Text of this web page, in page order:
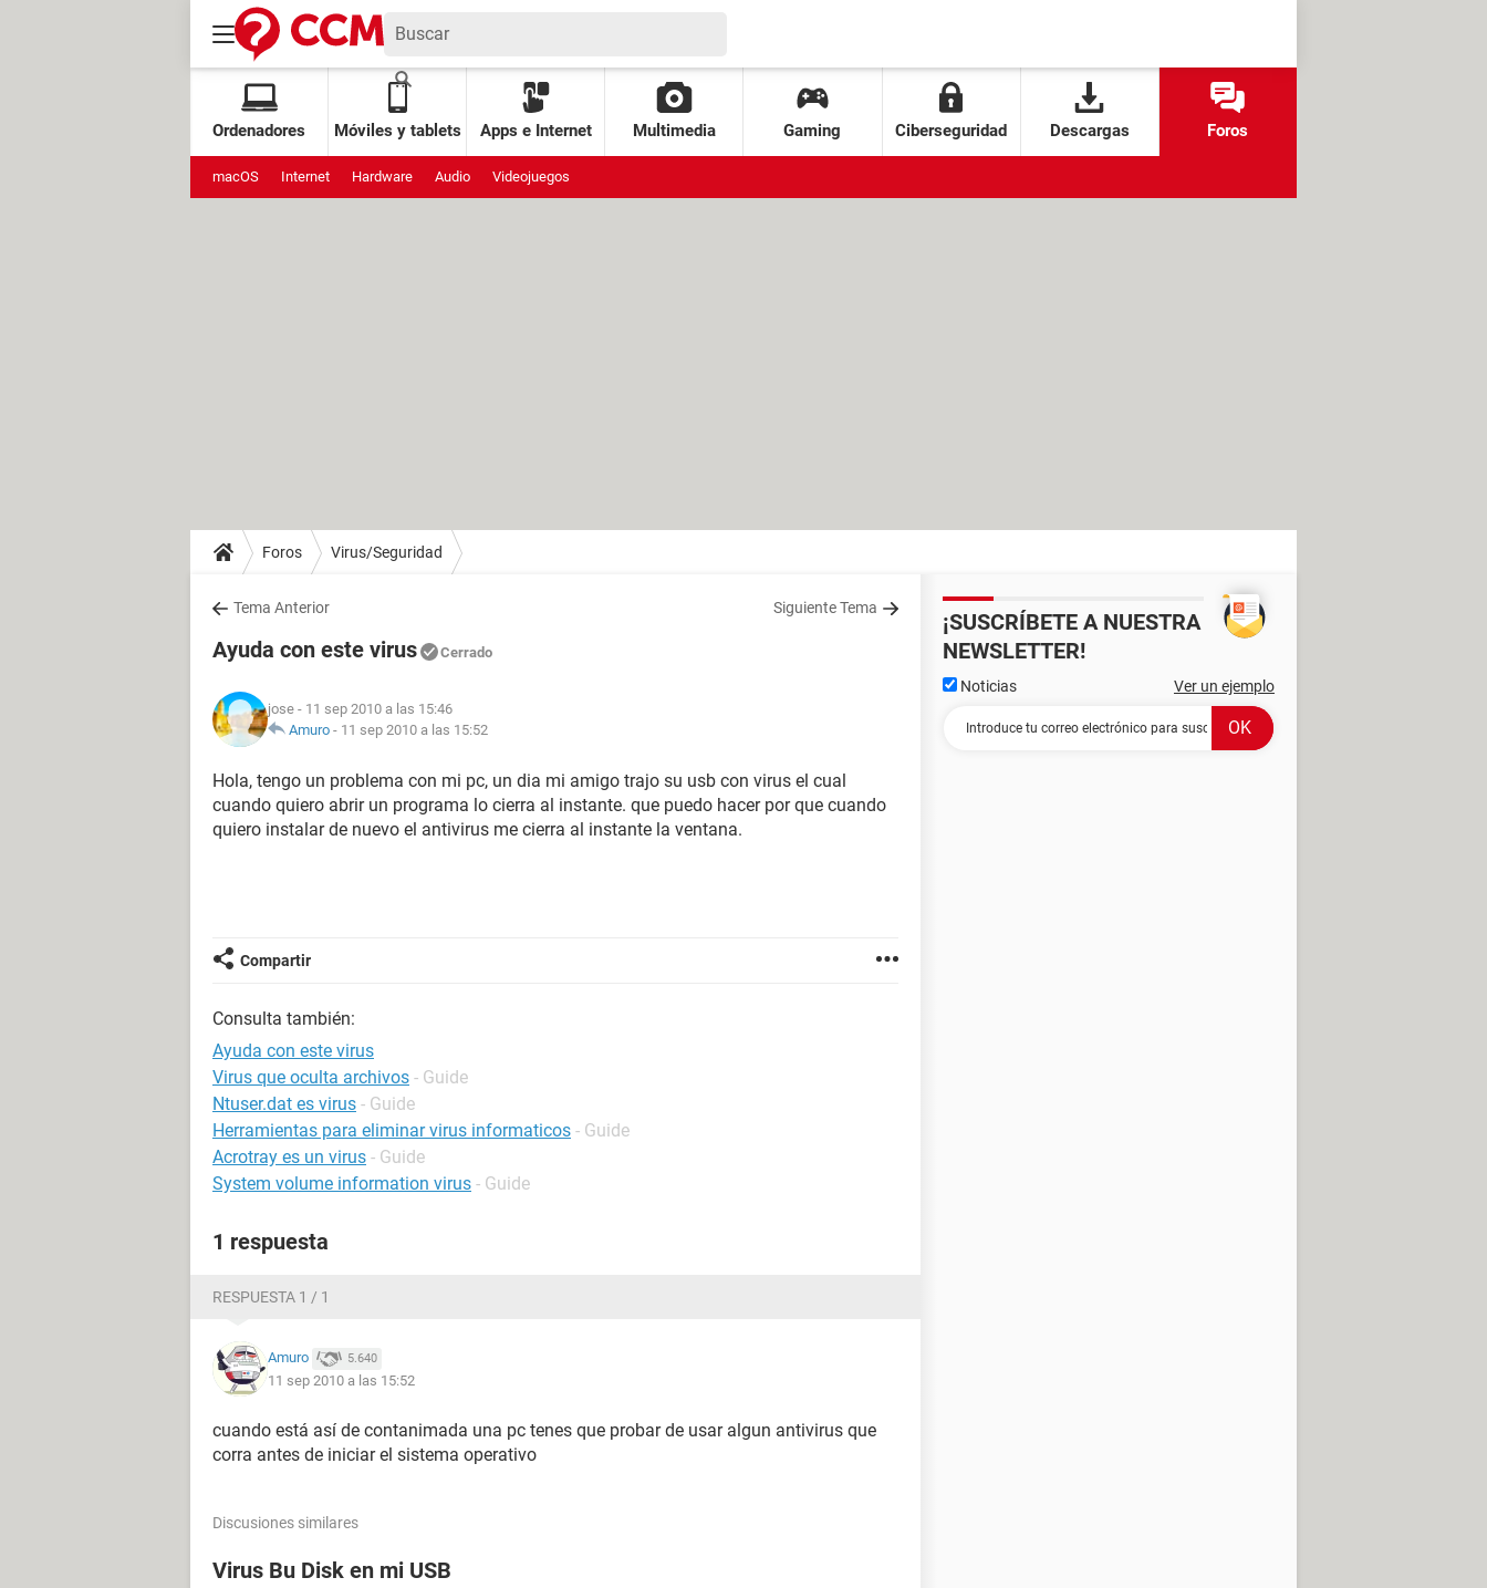
Ordenadores Móviles y tablets Apps e Internet Multimedia Gaming Ciberseguridad Descargas Foros
macOS Internet Hardware Audio Videojuegos
Foros Virus/Seguridad
Tema Anterior Siguiente Tema
Ayuda con este virus Cerrado
jose - 11 sep 2010 a las 15:46
Amuro - 11 sep 2010 a las 15:52
Hola, tengo un problema con mi pc, un dia mi amigo trajo su usb con virus el cual
cuando quiero abrir un programa lo cierra al instante. que puedo hacer por que cuando
quiero instalar de nuevo el antivirus me cierra al instante la ventana.
Compartir
Consulta también:
Ayuda con este virus
Virus que oculta archivos - Guide
Ntuser.dat es virus - Guide
Herramientas para eliminar virus informaticos - Guide
Acrotray es un virus - Guide
System volume information virus - Guide
1 respuesta
RESPUESTA 1 / 1
Amuro 5.640
11 sep 2010 a las 15:52
cuando está así de contanimada una pc tenes que probar de usar algun antivirus que
corra antes de iniciar el sistema operativo
Discusiones similares
Virus Bu Disk en mi USB
¡SUSCRÍBETE A NUESTRA
NEWSLETTER!
Noticias Ver un ejemplo